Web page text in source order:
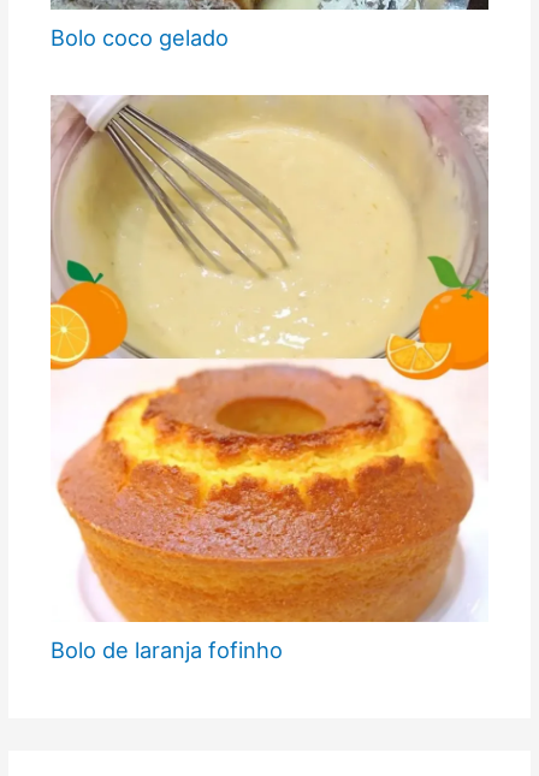
Bolo coco gelado
Bolo de laranja fofinho